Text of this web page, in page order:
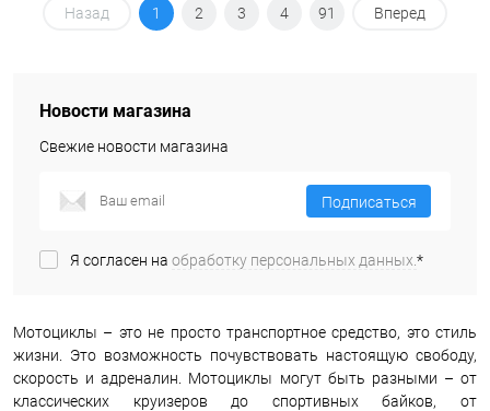
Назад 1 2 3 4 91 Вперед
Новости магазина
Свежие новости магазина
Подписаться
Я согласен на обработку персональных данных.*
Мотоциклы – это не просто транспортное средство, это стиль
жизни. Это возможность почувствовать настоящую свободу,
скорость и адреналин. Мотоциклы могут быть разными – от
классических круизеров до спортивных байков, от